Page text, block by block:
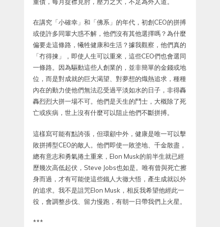
在講究「小確幸」和「佛系」的年代，初創CEO的拼搏
或使許多同輩大惑不解，他們沒有其他選擇嗎？為什麼
偏要走這條路，犧牲健康和生活？據我觀察，他們真的
「冇得揀」，即使人生可以重來，這些CEO們也會選同
一條路。因為驅動這些人創業的，並非簡單的金錢或地
位，而是對成就的巨大渴望、對夢想的熾熱追求，種種
內在的動力使他們無法忍受過平淡如水的日子，非得轟
轟烈烈大拼一場不可。他們是天生的鬥士，大概除了死
亡或疾病，世上沒有什麼可以阻止他們不斷拼搏。
這樣寫可能有點誇張，但環顧中外，健康是唯一可以擊
敗拼搏型CEO的敵人。他們即使一敗塗地、千金散盡，
總有意志和勇氣捲土重來，Elon Musk的前半生就已經
歷幾次高低起伏，Steve Jobs也如是。唯有曾與死亡擦
身而過，才有可能使這些鐵人大徹大悟，產生成就以外
的追求。我不是詛咒Elon Musk，相反我希望他經此一
役，會調整步伐、留力慢跑，有朝一日帶我們上火星。
***